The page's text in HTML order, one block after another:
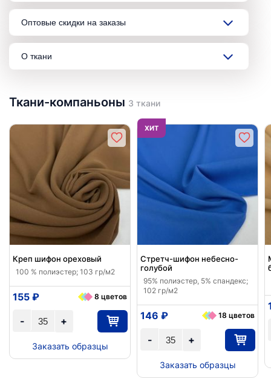
Оптовые скидки на заказы
О ткани
Ткани-компаньоны 3 ткани
Креп шифон ореховый
100 % полиэстер; 103 гр/м2
+
-
155 ₽ 8 цветов
Заказать образцы
ХИТ
Стретч-шифон небесно-
голубой
95% полиэстер, 5% спандекс;
102 гр/м2
+
-
146 ₽ 18 цветов
Заказать образцы